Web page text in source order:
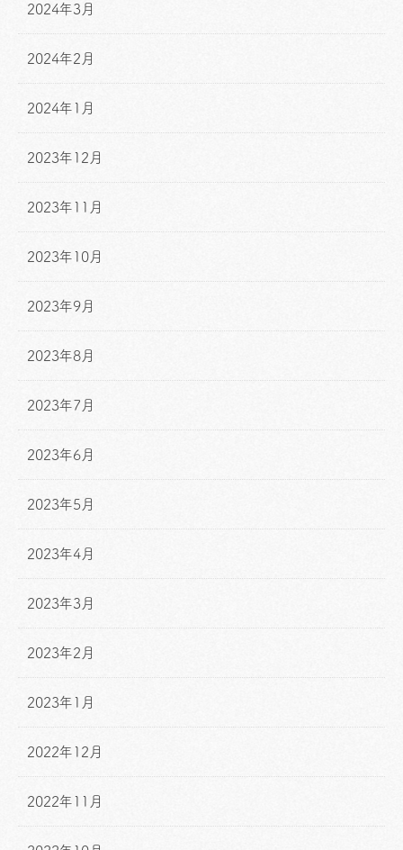
2024年3月
2024年2月
2024年1月
2023年12月
2023年11月
2023年10月
2023年9月
2023年8月
2023年7月
2023年6月
2023年5月
2023年4月
2023年3月
2023年2月
2023年1月
2022年12月
2022年11月